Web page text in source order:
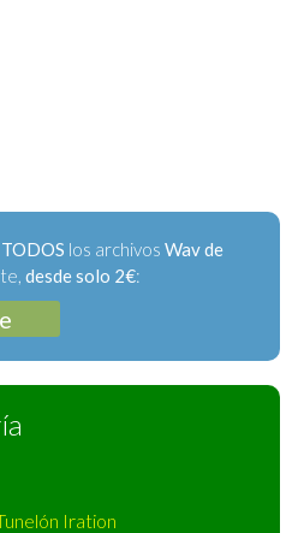
TODOS los archivos Wav de
desde solo 2€:
Iration